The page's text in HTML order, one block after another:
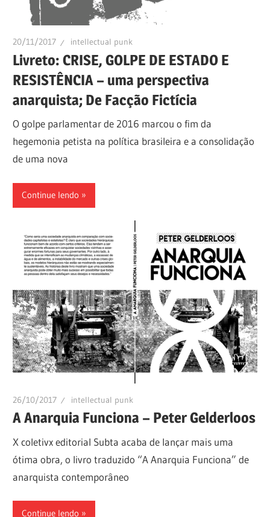
20/11/2017 intellectual punk
Livreto: CRISE, GOLPE DE ESTADO E
RESISTÊNCIA – uma perspectiva
anarquista; De Facção Fictícia
O golpe parlamentar de 2016 marcou o fim da
hegemonia petista na política brasileira e a consolidação
de uma nova
Continue lendo
26/10/2017 intellectual punk
A Anarquia Funciona – Peter Gelderloos
X coletivx editorial Subta acaba de lançar mais uma
ótima obra, o livro traduzido “A Anarquia Funciona” de
anarquista contemporâneo
Continue lendo